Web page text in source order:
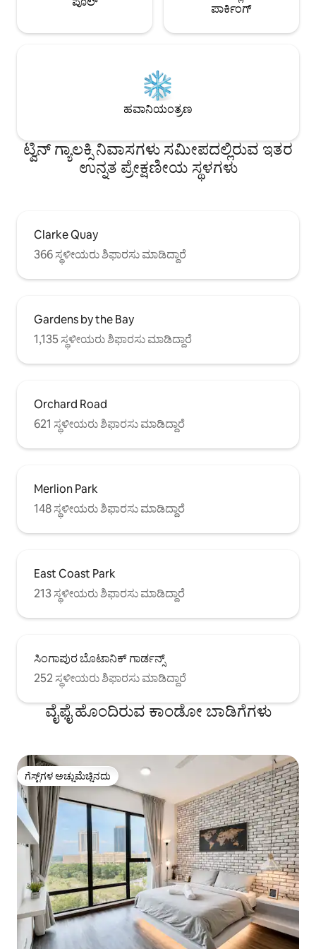
ಪಾರ್ಕಿಂಗ್
ಹವಾನಿಯಂತ್ರಣ
ಟ್ವಿನ್ ಗ್ಯಾಲಕ್ಸಿ ನಿವಾಸಗಳು ಸಮೀಪದಲ್ಲಿರುವ ಇತರ
ಉನ್ನತ ಪ್ರೇಕ್ಷಣೀಯ ಸ್ಥಳಗಳು
Clarke Quay
366 ಸ್ಥಳೀಯರು ಶಿಫಾರಸು ಮಾಡಿದ್ದಾರೆ
Gardens by the Bay
1,135 ಸ್ಥಳೀಯರು ಶಿಫಾರಸು ಮಾಡಿದ್ದಾರೆ
Orchard Road
621 ಸ್ಥಳೀಯರು ಶಿಫಾರಸು ಮಾಡಿದ್ದಾರೆ
Merlion Park
148 ಸ್ಥಳೀಯರು ಶಿಫಾರಸು ಮಾಡಿದ್ದಾರೆ
East Coast Park
213 ಸ್ಥಳೀಯರು ಶಿಫಾರಸು ಮಾಡಿದ್ದಾರೆ
ಸಿಂಗಾಪುರ ಬೊಟಾನಿಕ್ ಗಾರ್ಡನ್ಸ್
252 ಸ್ಥಳೀಯರು ಶಿಫಾರಸು ಮಾಡಿದ್ದಾರೆ
ವೈಫೈ ಹೊಂದಿರುವ ಕಾಂಡೋ ಬಾಡಿಗೆಗಳು
ಗೆಸ್ಟ್‌ಗಳ ಅಚ್ಚುಮೆಚ್ಚಿನದು
ಗೆಸ್ಟ್‌ಗಳ ಅಚ್ಚುಮೆಚ್ಚಿನದು